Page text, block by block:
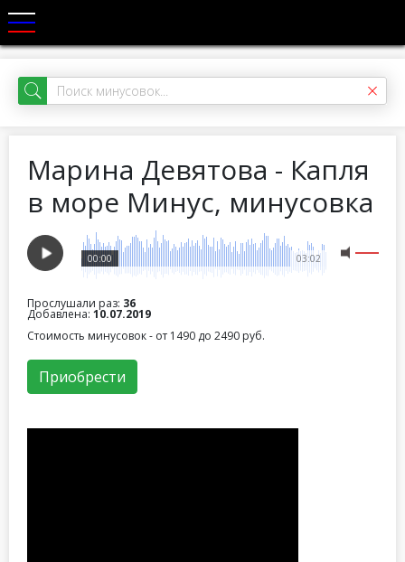
Марина Девятова - Капля
в море Минус, минусовка
03:02
00:00
Прослушали раз: 36
Добавлена: 10.07.2019
Стоимость минусовок - от 1490 до 2490 руб.
Приобрести